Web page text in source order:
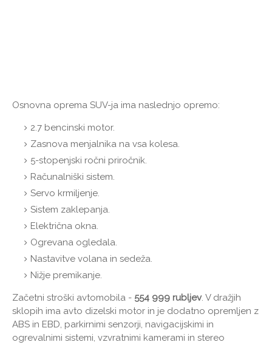
Osnovna oprema SUV-ja ima naslednjo opremo:
2.7 bencinski motor.
Zasnova menjalnika na vsa kolesa.
5-stopenjski ročni priročnik.
Računalniški sistem.
Servo krmiljenje.
Sistem zaklepanja.
Električna okna.
Ogrevana ogledala.
Nastavitve volana in sedeža.
Nižje premikanje.
Začetni stroški avtomobila - 554 999 rubljev. V dražjih
sklopih ima avto dizelski motor in je dodatno opremljen z
ABS in EBD, parkirnimi senzorji, navigacijskimi in
ogrevalnimi sistemi, vzvratnimi kamerami in stereo